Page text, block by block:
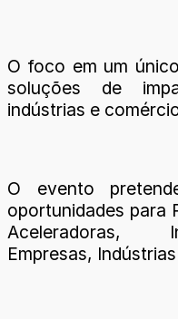
O foco em um
soluções de
indústrias e
O evento
oportunidades para
Aceleradoras,
Empresas,